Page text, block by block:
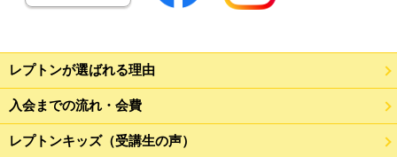
レプトンが選ばれる理由
入会までの流れ・会費
レプトンキッズ（受講生の声）